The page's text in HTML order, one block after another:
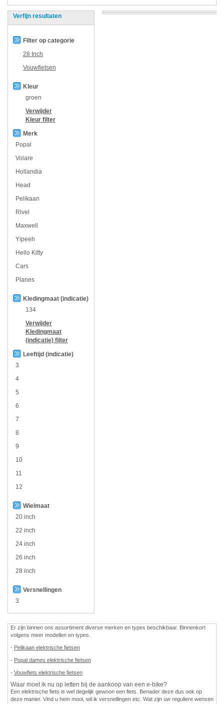
Verfijn resultaten
Filter op categorie
28 Inch
Vouwfietsen
Kleur
groen
Verwijder
Kleur filter
Merk
Popal
Volare
Hollandia
Head
Pelikaan
Rivel
Maxwell
Yipeeh
Hello Kitty
Cars
Planes
Kledingmaat (indicatie)
134
Verwijder
Kledingmaat
(indicatie) filter
Leeftijd (indicatie)
3
4
5
6
7
8
9
10
11
12
Wielmaat
20 inch
22 inch
24 inch
26 inch
28 inch
Versnellingen
3
Er zijn binnen ons assortiment diverse merken en types beschikbaar. Binnenkort
volgens meer modellen en types.
- Pelikaan elektrische fietsen
- Popal dames elektrische fietsen
- Vouwfiets elektrische fietsen
Waar moet ik nu op letten bij de aankoop van een e-bike?
Een elektrische fiets is wel degelijk gewoon een fiets. Benader deze dus ook op
deze manier. Vind u hem mooi, wil ik versnellingen etc. Wat zijn uw reguliere wensen